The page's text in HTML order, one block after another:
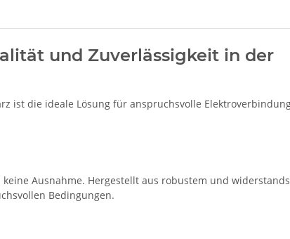
und Zuverlässigkeit in der
ist die ideale Lösung für anspruchsvolle
Ausnahme. Hergestellt aus robustem und
Bedingungen.